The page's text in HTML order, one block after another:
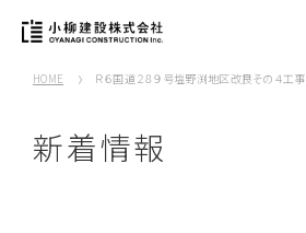
HOME Ｒ６国道２８９号塩野渕地区改良その４工事
新着情報